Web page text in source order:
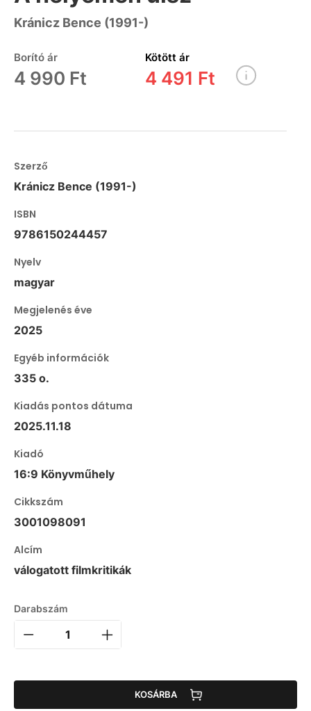
Kránicz Bence (1991-)
Borító ár
4 990 Ft
Kötött ár
4 491 Ft
Szerző
Kránicz Bence (1991-)
ISBN
9786150244457
Nyelv
magyar
Megjelenés éve
2025
Egyéb információk
335 o.
Kiadás pontos dátuma
2025.11.18
Kiadó
16:9 Könyvműhely
Cikkszám
3001098091
Alcím
válogatott filmkritikák
Darabszám
KOSÁRBA